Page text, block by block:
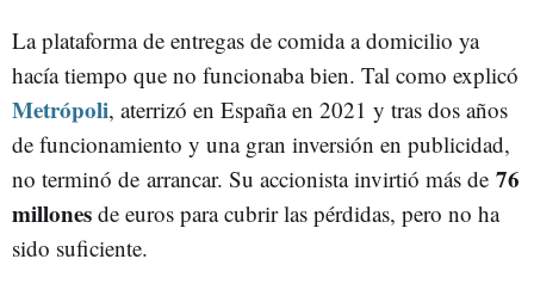
La plataforma de entregas de comida a domicilio ya
hacía tiempo que no funcionaba bien. Tal como explicó
Metrópoli, aterrizó en España en 2021 y tras dos años
de funcionamiento y una gran inversión en publicidad,
no terminó de arrancar. Su accionista invirtió más de 76
millones de euros para cubrir las pérdidas, pero no ha
sido suficiente.